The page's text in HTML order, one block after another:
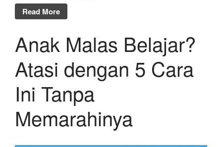
Read More
Anak Malas Belajar?
Atasi dengan 5 Cara
Ini Tanpa
Memarahinya